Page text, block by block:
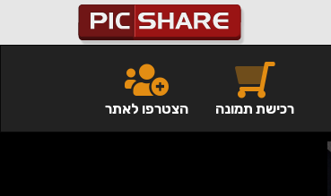
הצטרפו לאתר רכישת תמונה